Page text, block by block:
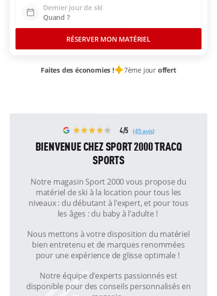
Dernier jour de ski
RÉSERVER MON MATÉRIEL
Faites des économies ! 7ème jour offert
4/5 (45 avis)
BIENVENUE CHEZ SPORT 2000 TRACQ
SPORTS
Notre magasin Sport 2000 vous propose du
matériel de ski à la location pour tous les
niveaux : du débutant à l'expert, et pour tous
les âges : du baby à l'adulte !
Nous mettons à votre disposition du matériel
bien entretenu et de marques renommées
pour une expérience de glisse optimale !
Notre équipe d'experts passionnés est
disponible pour des conseils personnalisés en